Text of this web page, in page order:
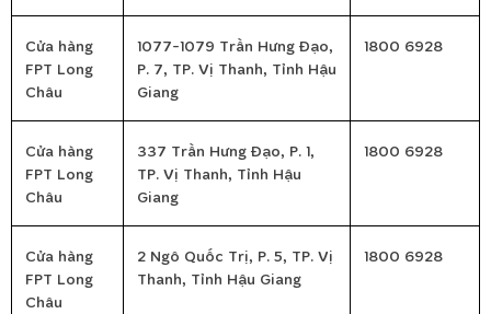
Cửa hàng
FPT Long
Châu
1077-1079 Trần Hưng Đạo,
P. 7, TP. Vị Thanh, Tỉnh Hậu
Giang
1800 6928
Cửa hàng
FPT Long
Châu
337 Trần Hưng Đạo, P. 1,
TP. Vị Thanh, Tỉnh Hậu
Giang
1800 6928
Cửa hàng
FPT Long
Châu
2 Ngô Quốc Trị, P. 5, TP. Vị
Thanh, Tỉnh Hậu Giang
1800 6928